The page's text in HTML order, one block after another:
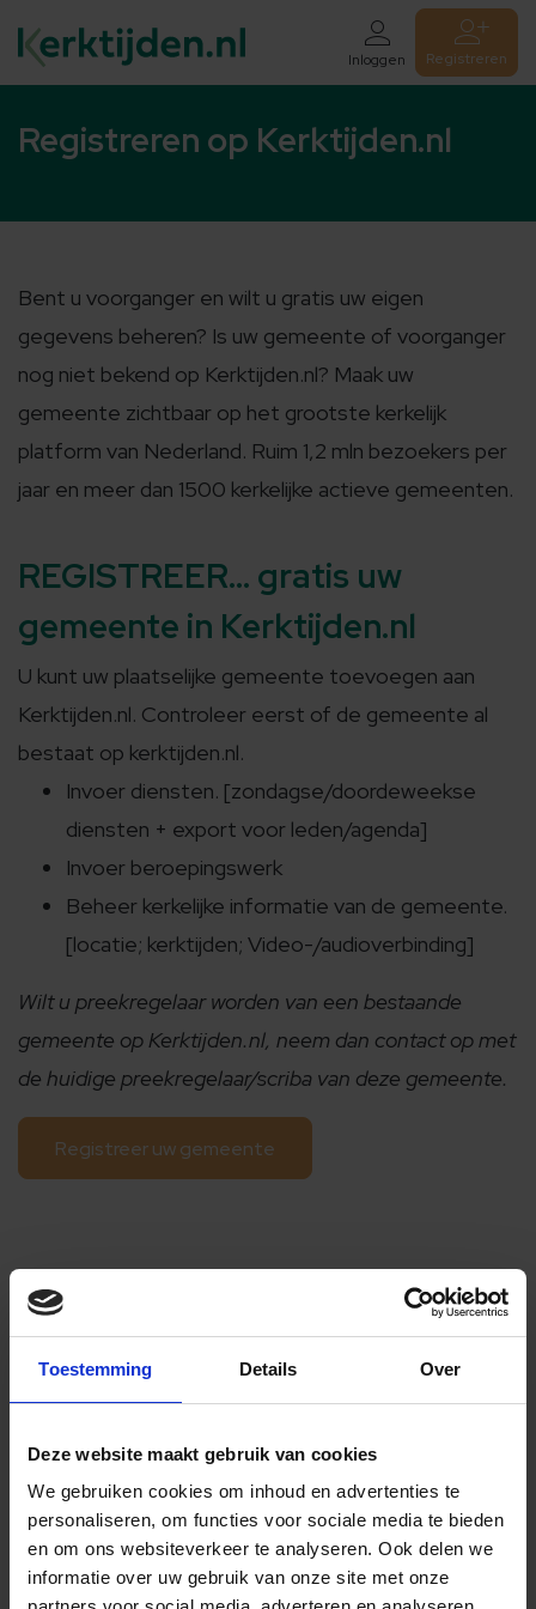
Toestemming Details Over
Deze website maakt gebruik van cookies
We gebruiken cookies om inhoud en advertenties te
personaliseren, om functies voor sociale media te bieden
en om ons websiteverkeer te analyseren. Ook delen we
informatie over uw gebruik van onze site met onze
Inloggen Registreren
Registreren op Kerktijden.nl
Bent u voorganger en wilt u gratis uw eigen
gegevens beheren? Is uw gemeente of voorganger
nog niet bekend op Kerktijden.nl? Maak uw
gemeente zichtbaar op het grootste kerkelijk
platform van Nederland. Ruim 1,2 mln bezoekers per
jaar en meer dan 1500 kerkelijke actieve gemeenten.
REGISTREER... gratis uw
gemeente in Kerktijden.nl
U kunt uw plaatselijke gemeente toevoegen aan
Kerktijden.nl. Controleer eerst of de gemeente al
bestaat op kerktijden.nl.
Invoer diensten. [zondagse/doordeweekse
diensten + export voor leden/agenda]
Invoer beroepingswerk
Beheer kerkelijke informatie van de gemeente.
[locatie; kerktijden; Video-/audioverbinding]
Wilt u preekregelaar worden van een bestaande
gemeente op Kerktijden.nl, neem dan contact op met
de huidige preekregelaar/scriba van deze gemeente.
Registreer uw gemeente
REGISTREER... als voorganger,
met eigen account op
Kerktijden.nl
Met een inlogaccount op
Kerktijden.nl krijgt u als
voorganger de mogelijkheid
om: